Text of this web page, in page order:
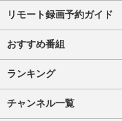
リモート録画予約ガイド
おすすめ番組
ランキング
チャンネル一覧